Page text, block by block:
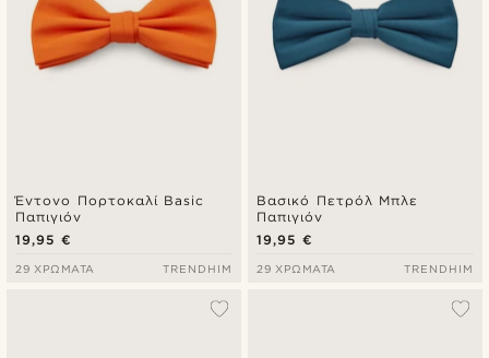
Έντονο Πορτοκαλί Basic
Παπιγιόν
19,95 €
29 ΧΡΏΜΑΤΑ TRENDHIM
Βασικό Πετρόλ Μπλε
Παπιγιόν
19,95 €
29 ΧΡΏΜΑΤΑ TRENDHIM